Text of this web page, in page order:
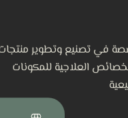
في تصنيع وتطوير
العلاجية للمكونات